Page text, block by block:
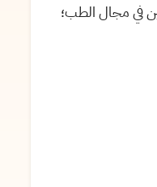
في مجال الطب؛